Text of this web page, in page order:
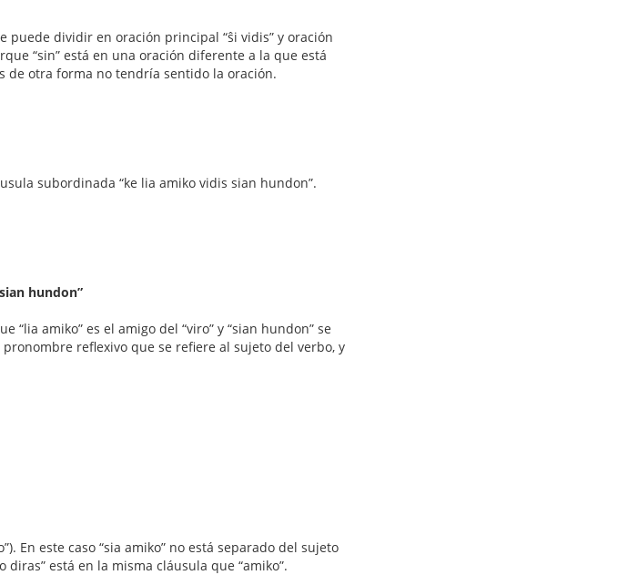
puede dividir en oración principal “ŝi vidis” y oración
“sin” está en una oración diferente a la que está
de otra forma no tendría sentido la oración.
subordinada “ke lia amiko vidis sian hundon”.
hundon”
amiko” es el amigo del “viro” y “sian hundon” se
reflexivo que se refiere al sujeto del verbo, y
En este caso “sia amiko” no está separado del sujeto
diras” está en la misma cláusula que “amiko”.